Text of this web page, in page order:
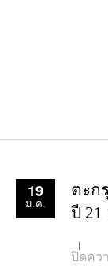
19
ม.ค.
ตะก
ปี
ปิดคว